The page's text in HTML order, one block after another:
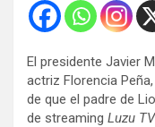
El presidente Javier
actriz Florencia
de que el padre de
de streaming Luzu TV